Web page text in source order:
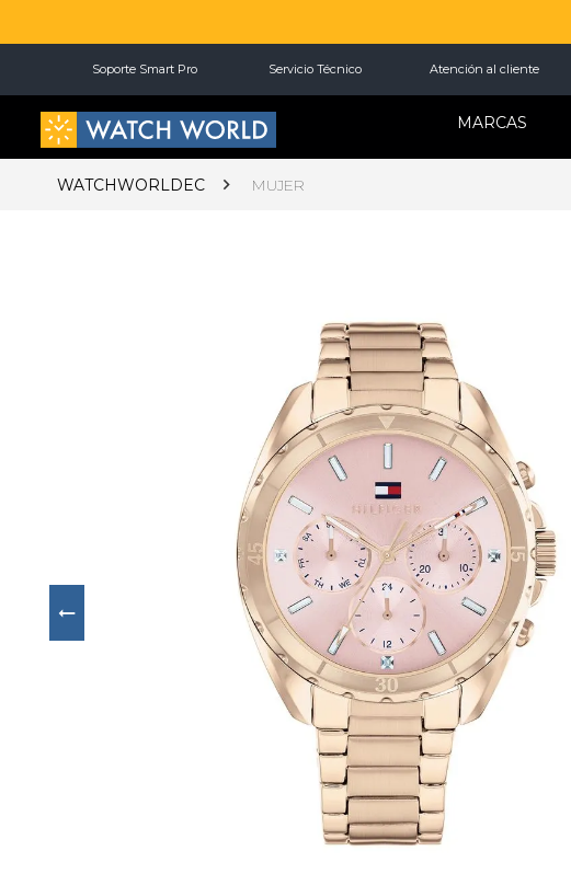
Soporte Smart Pro Servicio Técnico Atención al cliente
MARCAS
WATCHWORLDEC MUJER